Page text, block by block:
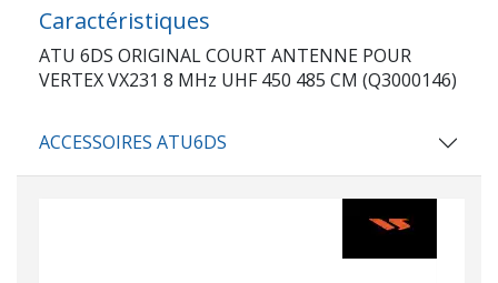
Caractéristiques
ATU 6DS ORIGINAL COURT ANTENNE POUR
VERTEX VX231 8 MHz UHF 450 485 CM (Q3000146)
ACCESSOIRES ATU6DS